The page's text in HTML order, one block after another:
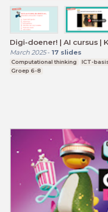
Digi-doener! | AI cursus
March 2025- 17 slides
Computational thinking ICT-
Groep 6-8